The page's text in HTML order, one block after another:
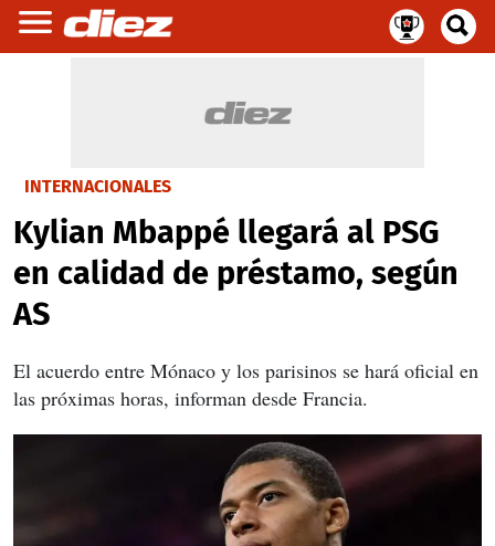
INTERNACIONALES
Kylian Mbappé llegará al PSG
en calidad de préstamo, según
AS
El acuerdo entre Mónaco y los parisinos se hará oficial en
las próximas horas, informan desde Francia.